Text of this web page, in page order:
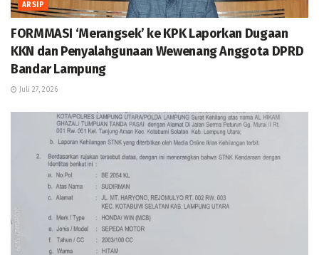
ARSIP
FORMMASI ‘Merangsek’ ke KPK Laporkan Dugaan
KKN dan Penyalahgunaan Wewenang Anggota DPRD
Bandar Lampung
Juli 27, 2026